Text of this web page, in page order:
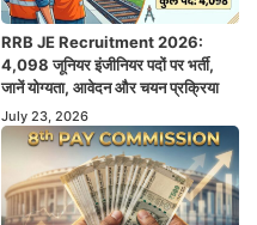
RRB JE Recruitment 2026:
4,098 जूनियर इंजीनियर पदों पर भर्ती,
जानें योग्यता, आवेदन और चयन प्रक्रिया
July 23, 2026